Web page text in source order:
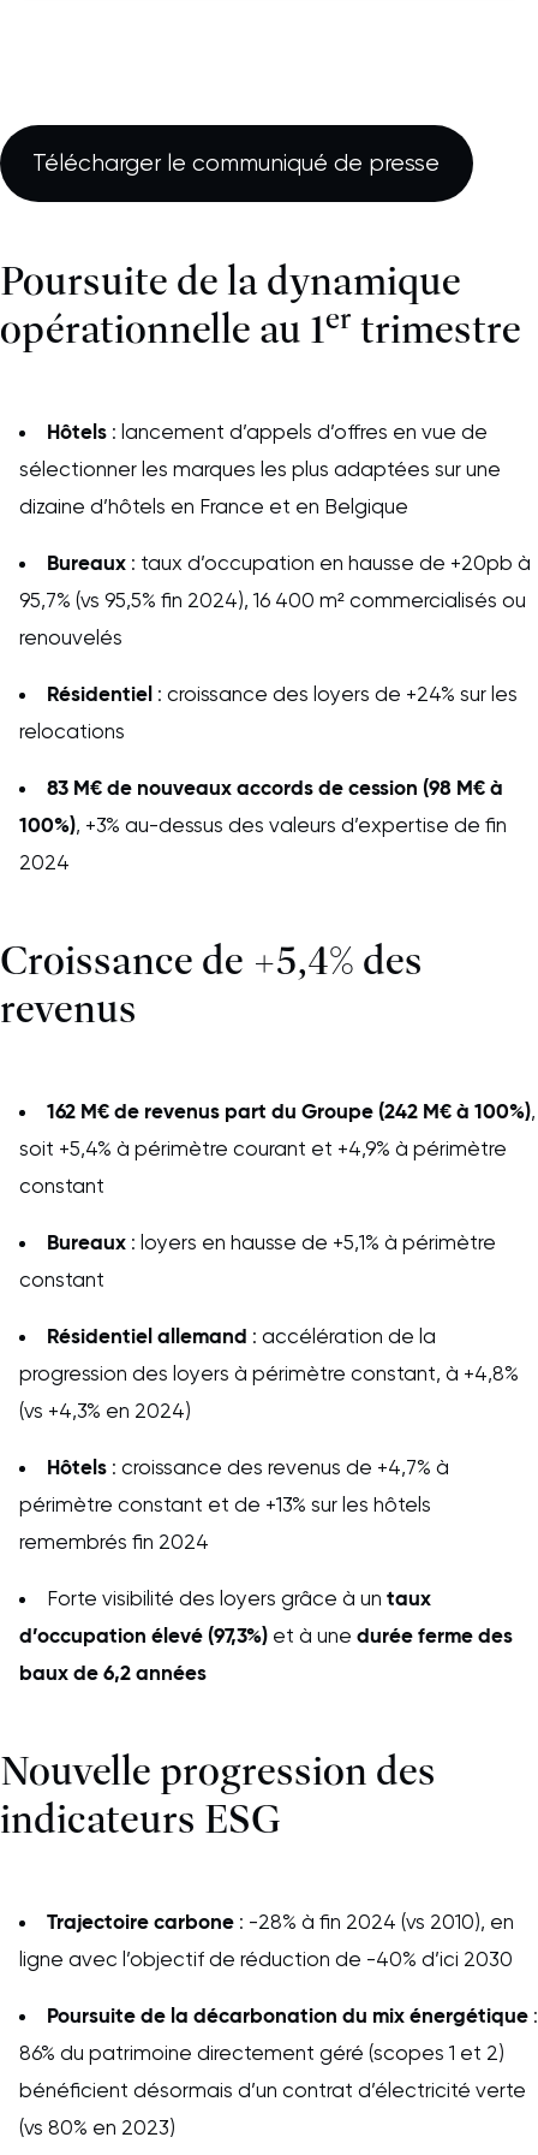
Télécharger le communiqué de presse
Poursuite de la dynamique
opérationnelle au 1er trimestre
Hôtels : lancement d’appels d’offres en vue de
sélectionner les marques les plus adaptées sur une
dizaine d’hôtels en France et en Belgique
Bureaux : taux d’occupation en hausse de +20pb à
95,7% (vs 95,5% fin 2024), 16 400 m² commercialisés ou
renouvelés
Résidentiel : croissance des loyers de +24% sur les
relocations
83 M€ de nouveaux accords de cession (98 M€ à
100%), +3% au-dessus des valeurs d’expertise de fin
2024
Croissance de +5,4% des
revenus
162 M€ de revenus part du Groupe (242 M€ à 100%),
soit +5,4% à périmètre courant et +4,9% à périmètre
constant
Bureaux : loyers en hausse de +5,1% à périmètre
constant
Résidentiel allemand : accélération de la
progression des loyers à périmètre constant, à +4,8%
(vs +4,3% en 2024)
Hôtels : croissance des revenus de +4,7% à
périmètre constant et de +13% sur les hôtels
remembrés fin 2024
Forte visibilité des loyers grâce à un taux
d’occupation élevé (97,3%) et à une durée ferme des
baux de 6,2 années
Nouvelle progression des
indicateurs ESG
Trajectoire carbone : -28% à fin 2024 (vs 2010), en
ligne avec l’objectif de réduction de -40% d’ici 2030
Poursuite de la décarbonation du mix énergétique :
86% du patrimoine directement géré (scopes 1 et 2)
bénéficient désormais d’un contrat d’électricité verte
(vs 80% en 2023)